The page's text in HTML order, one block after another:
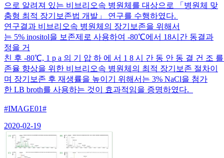
으로 알려져 있는 비브리오속 병원체를 대상으로 「병원체 맞
춤형 최적 장기보존법 개발」 연구를 수행하였다.
연구결과 비브리오속 병원체의 장기보존을 위해서
는 5% inositol을 보존제로 사용하여 -80℃에서 18시간 동결과
정을 거
친 후 -80℃, 1 p a 의 기 압 하 에 서 1 8 시 간 동 안 동 결 건 조
존율 향상을 위한 비브리오속 병원체의 최적 장기보존 절차이
며 장기보존 후 재생률을 높이기 위해서는 3% NaCl을 첨가
한 LB broth를 사용하는 것이 효과적임을 증명하였다.
#IMAGE01#
2020-02-19